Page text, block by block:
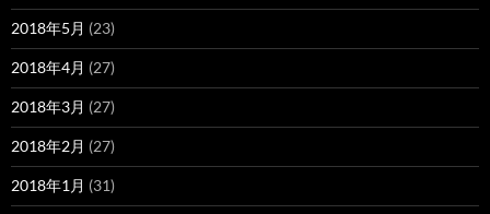
2018年5月 (23)
2018年4月 (27)
2018年3月 (27)
2018年2月 (27)
2018年1月 (31)